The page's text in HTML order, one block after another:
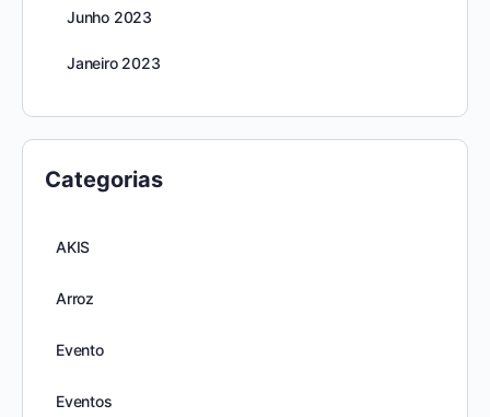
Junho 2023
Janeiro 2023
Categorias
AKIS
Arroz
Evento
Eventos